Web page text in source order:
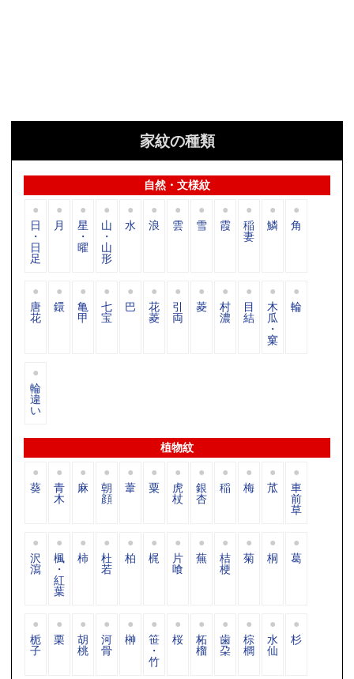
家紋の種類
自然・文様紋
日
・
日
足
月 星
・
曜
山
・
山
形
水 浪 雲 雪 霞 稲
妻
鱗 角
唐
花
鐶 亀
甲
七
宝
巴 花
菱
引
両
菱 村
濃
目
結
木
瓜
・
窠
輪
輪
違
い
植物紋
葵 青
木
麻 朝
顔
葦 粟 虎
杖
銀
杏
稲 梅 苽 車
前
草
沢
瀉
楓
・
紅
葉
柿 杜
若
柏 梶 片
喰
蕪 桔
梗
菊 桐 葛
栀
子
栗 胡
桃
河
骨
榊 笹
・
竹
桜 柘
榴
歯
朶
棕
櫚
水
仙
杉